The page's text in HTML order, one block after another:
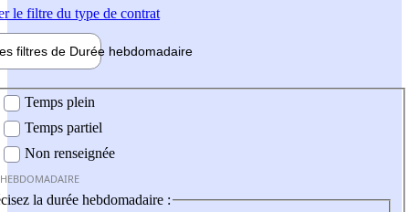
le filtre du type de contrat
filtres de Durée hebdomadaire
Temps plein
Temps partiel
Non renseignée
la durée hebdomadaire :